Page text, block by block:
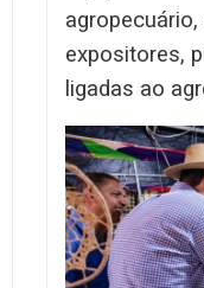
expositores,
ligadas ao